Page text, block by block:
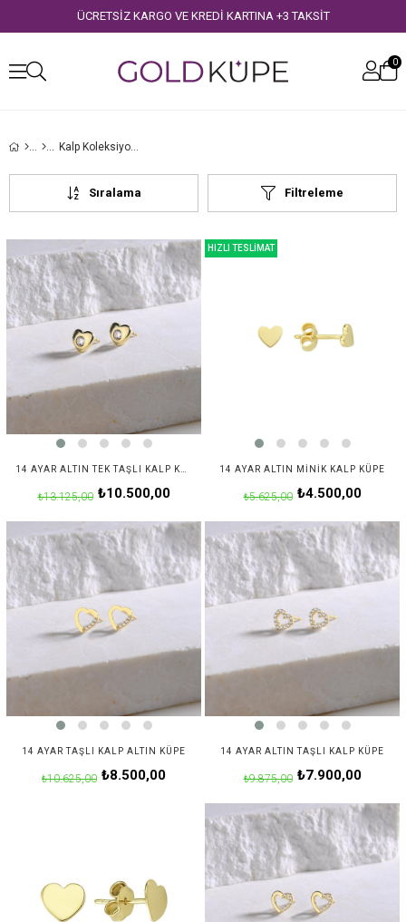
ÜCRETSİZ KARGO VE KREDİ KARTINA +3 TAKSİT
0
Kalp Koleksiyonu
Filtreleme
Sıralama
₺10.500,00
₺13.125,00
14 AYAR ALTIN MINIK KALP KÜPE
₺4.500,00
₺5.625,00
HIZLI TESLİMAT
14 AYAR TAŞLI KALP ALTIN KÜPE
₺8.500,00
₺10.625,00
14 AYAR ALTIN TAŞLI KALP KÜPE
₺7.900,00
₺9.875,00